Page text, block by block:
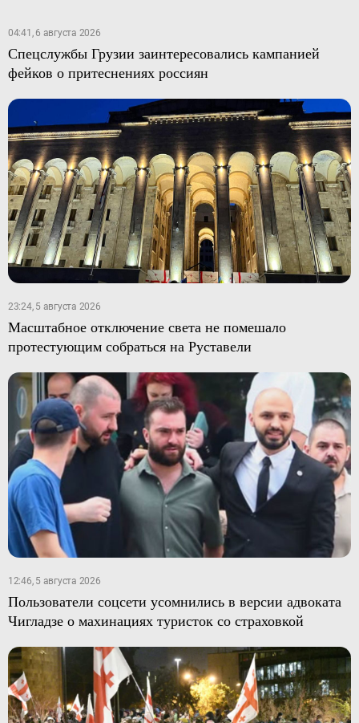
04:41, 6 августа 2026
Спецслужбы Грузии заинтересовались кампанией
фейков о притеснениях россиян
23:24, 5 августа 2026
Масштабное отключение света не помешало
протестующим собраться на Руставели
12:46, 5 августа 2026
Пользователи соцсети усомнились в версии адвоката
Чигладзе о махинациях туристок со страховкой